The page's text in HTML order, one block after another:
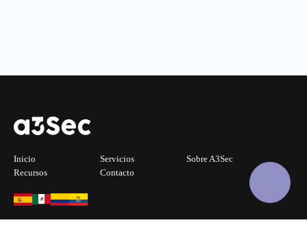
Inicio Servicios
Sobre A3Sec
Recursos
Contacto